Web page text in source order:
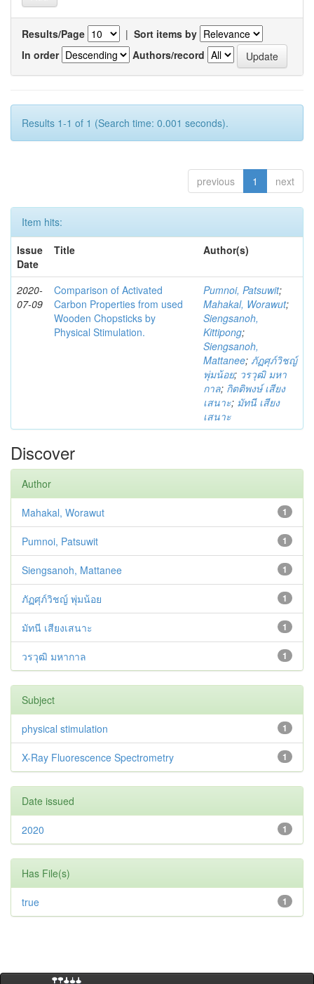
Results/Page | Sort items by
In order
Authors/record
Results 1-1 of 1 (Search time: 0.001 seconds).
previous 1 next
Item hits:
Issue
Date
Title Author(s)
2020-
07-09
Comparison of Activated
Carbon Properties from used
Wooden Chopsticks by
Physical Stimulation.
Pumnoi, Patsuwit;
Mahakal, Worawut;
Siengsanoh,
Kittipong;
Siengsanoh,
Mattanee; ภัฏศุภ์วิชญ์
พุ่มน้อย; วรวุฒิ มหา
กาล; กิตติพงษ์ เสียง
เสนาะ; มัทนี เสียง
เสนาะ
Discover
Author
1
Mahakal, Worawut
1
Pumnoi, Patsuwit
1
Siengsanoh, Mattanee
1
ภัฏศุภ์วิชญ์ พุ่มน้อย
1
มัทนี เสียงเสนาะ
1
วรวุฒิ มหากาล
Subject
1
physical stimulation
1
X-Ray Fluorescence Spectrometry
Date issued
1
2020
Has File(s)
1
true